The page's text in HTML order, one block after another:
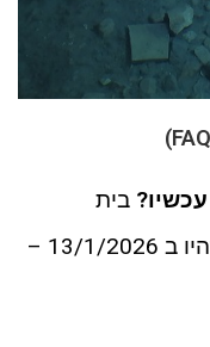
בית
הקשתות התמלא מים בגשמים שהיו ב 13/1/2026 –